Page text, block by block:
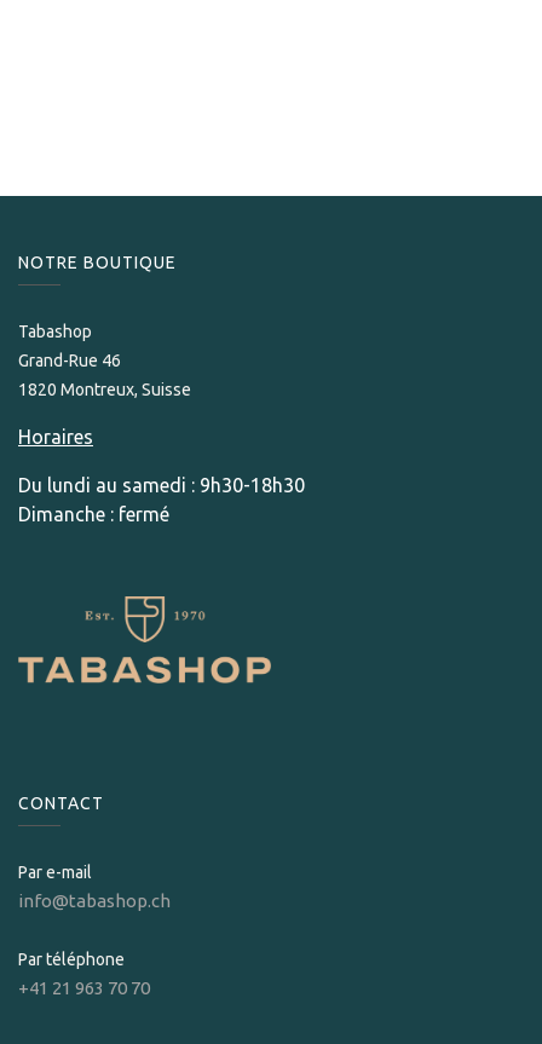
NOTRE BOUTIQUE
Tabashop
Grand-Rue 46
1820 Montreux, Suisse
Horaires
Du lundi au samedi : 9h30-18h30
Dimanche : fermé
CONTACT
Par e-mail
info@tabashop.ch
Par téléphone
+41 21 963 70 70